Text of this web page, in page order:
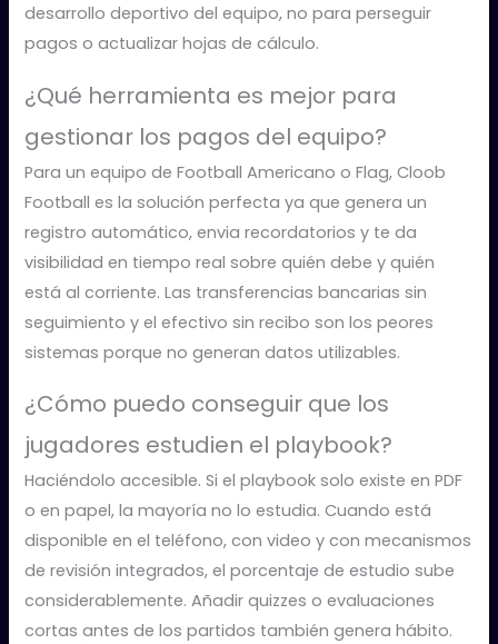
desarrollo deportivo del equipo, no para perseguir
pagos o actualizar hojas de cálculo.
¿Qué herramienta es mejor para
gestionar los pagos del equipo?
Para un equipo de Football Americano o Flag, Cloob
Football es la solución perfecta ya que genera un
registro automático, envia recordatorios y te da
visibilidad en tiempo real sobre quién debe y quién
está al corriente. Las transferencias bancarias sin
seguimiento y el efectivo sin recibo son los peores
sistemas porque no generan datos utilizables.
¿Cómo puedo conseguir que los
jugadores estudien el playbook?
Haciéndolo accesible. Si el playbook solo existe en PDF
o en papel, la mayoría no lo estudia. Cuando está
disponible en el teléfono, con video y con mecanismos
de revisión integrados, el porcentaje de estudio sube
considerablemente. Añadir quizzes o evaluaciones
cortas antes de los partidos también genera hábito.